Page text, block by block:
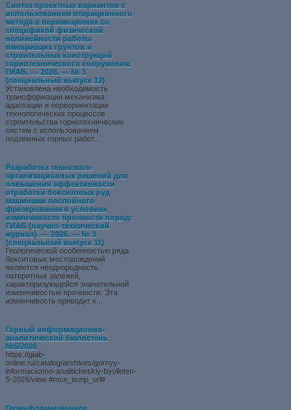
Синтез проектных вариантов с
использованием итерационного
метода в перемещениях со
спецификой физической
нелинейности работы
вмещающих грунтов и
строительных конструкций
горнотехнического сооружения:
ГИАБ. — 2026. — № 3
(специальный выпуск 12)
Установлена необходимость
трансформации механизма
адаптации и переориентации
технологических процессов
строительства горнотехнических
систем с использованием
подземных горных работ...
Разработка технолого-
организационных решений для
повышения эффективности
отработки бокситовых руд
машинами послойного
фрезерования в условиях
изменчивости прочности пород:
ГИАБ (научно-технический
журнал). — 2026. — № 3
(специальный выпуск 11)
Геологической особенностью ряда
бокситовых месторождений
является неоднородность
латеритных залежей,
характеризующейся значительной
изменчивостью прочности. Эта
изменчивость приводит к...
Горный информационно-
аналитический бюллетень
№5/2026
https://giab-
online.ru/catalog/archives/gornyy-
informacionno-analiticheskiy-byulleten-
5-2026/view #mce_temp_url#
Геоинформационное